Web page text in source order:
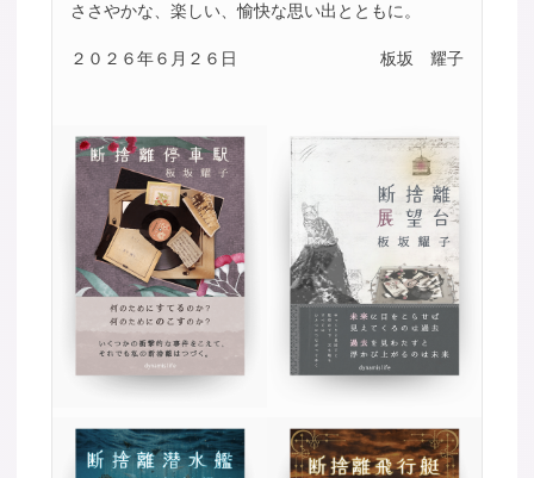
ささやかな、楽しい、愉快な思い出とともに。
２０２６年６月２６日 板坂 耀子